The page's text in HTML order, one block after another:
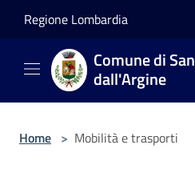
Regione Lombardia
Comune di
dall'Argine
Home > Mobilità e trasporti